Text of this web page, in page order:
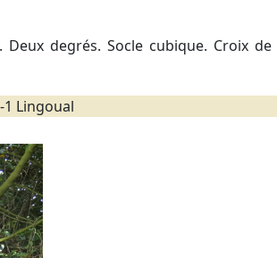
degrés. Socle cubique. Croix de
Lingoual